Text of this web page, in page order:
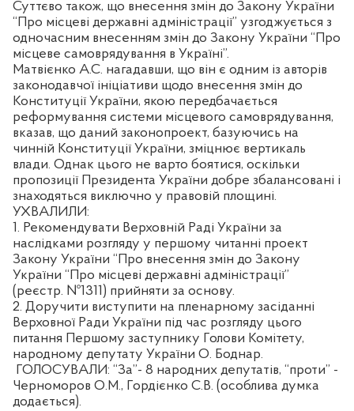
Суттєво також, що внесення змін до Закону України
“Про місцеві державні адміністрації” узгоджується з
одночасним внесенням змін до Закону України “Про
місцеве самоврядування в Україні”.
Матвієнко А.С. нагадавши, що він є одним із авторів
законодавчої ініціативи щодо внесення змін до
Конституції України, якою передбачається
реформування системи місцевого самоврядування,
вказав, що даний законопроект, базуючись на
чинній Конституції України, зміцнює вертикаль
влади. Однак цього не варто боятися, оскільки
пропозиції Президента України добре збалансовані і
знаходяться виключно у правовій площині.
УХВАЛИЛИ:
1. Рекомендувати Верховній Раді України за
наслідками розгляду у першому читанні проект
Закону України “Про внесення змін до Закону
України “Про місцеві державні адміністрації”
(реєстр. №1311) прийняти за основу.
2. Доручити виступити на пленарному засіданні
Верховної Ради України під час розгляду цього
питання Першому заступнику Голови Комітету,
народному депутату України О. Боднар.
ГОЛОСУВАЛИ: “За”- 8 народних депутатів, “проти” -
Черноморов О.М., Гордієнко С.В. (особлива думка
додається).